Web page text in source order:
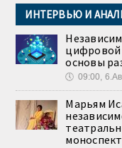
ИНТЕРВЬЮ И
цифровой
основы
🕔 09:00,
Марьям